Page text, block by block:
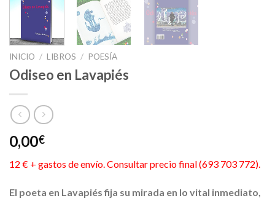
INICIO / LIBROS / POESÍA
Odiseo en Lavapiés
0,00€
12 € + gastos de envío. Consultar precio final (693 703 772).
El poeta en Lavapiés fija su mirada en lo vital inmediato,